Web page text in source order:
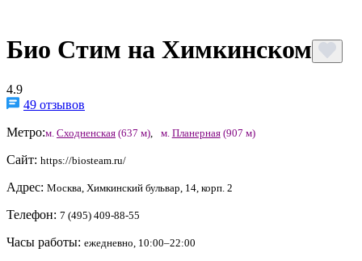
Био Стим на Химкинском
4.9
49 отзывов
Метро:м. Сходненская (637 м) м. Планерная(907 м)
Сайт: https://biosteam.ru/
Адрес: Москва, Химкинский бульвар, 14, корп. 2
Телефон: 7 (495) 409-88-55
Часы работы: ежедневно, 10:00–22:00